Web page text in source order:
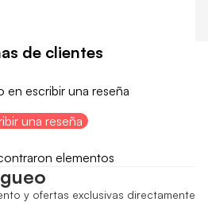
de clientes
en escribir una reseña
una reseña
elementos
y ofertas exclusivas directamente